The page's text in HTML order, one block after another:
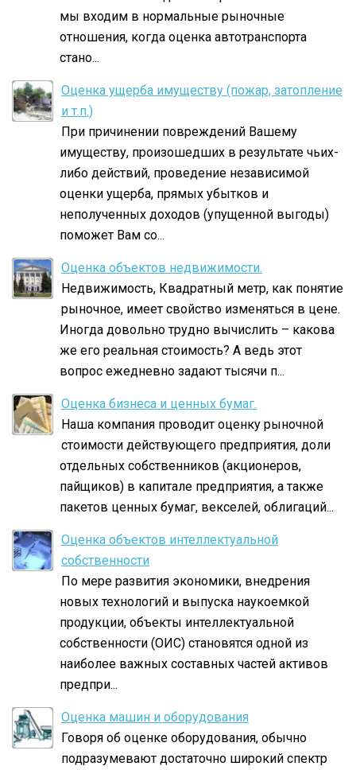
мы входим в нормальные рыночные
отношения, когда оценка автотранспорта
стано...
Оценка ущерба имуществу (пожар, затопление
и т.п.)
При причинении повреждений Вашему
имуществу, произошедших в результате чьих-
либо действий, проведение независимой
оценки ущерба, прямых убытков и
неполученных доходов (упущенной выгоды)
поможет Вам со...
Оценка объектов недвижимости.
Недвижимость, Квадратный метр, как понятие
рыночное, имеет свойство изменяться в цене.
Иногда довольно трудно вычислить – какова
же его реальная стоимость? А ведь этот
вопрос ежедневно задают тысячи п...
Оценка бизнеса и ценных бумаг.
Наша компания проводит оценку рыночной
стоимости действующего предприятия, доли
отдельных собственников (акционеров,
пайщиков) в капитале предприятия, а также
пакетов ценных бумаг, векселей, облигаций...
Оценка объектов интеллектуальной
собственности
По мере развития экономики, внедрения
новых технологий и выпуска наукоемкой
продукции, объекты интеллектуальной
собственности (ОИС) становятся одной из
наиболее важных составных частей активов
предпри...
Оценка машин и оборудования
Говоря об оценке оборудования, обычно
подразумевают достаточно широкий спектр